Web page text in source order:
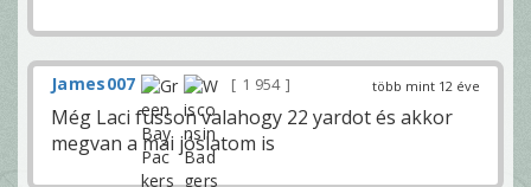
több mint 12 éve
James007 1 954
Még Laci fusson valahogy 22 yardot és akkor
megvan a mai jóslatom is